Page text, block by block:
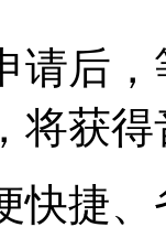
请后
将获
快捷